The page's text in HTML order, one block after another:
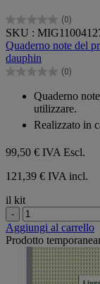
(0)
0.0
su
5
stelle.
SKU :
Quaderno note del
dauphin
(0)
0.0
Quaderno
utilizzare.
Realizzato in
99,50 € IVA Escl.
121,39 € IVA incl.
il kit
-
Aggiungi al carrello
Prodotto